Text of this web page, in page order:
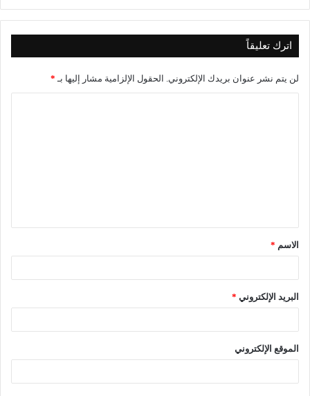
اترك تعليقاً
لن يتم نشر عنوان بريدك الإلكتروني. الحقول الإلزامية مشار إليها بـ *
ق
*
الاسم *
البريد الإلكتروني *
الموقع الإلكتروني